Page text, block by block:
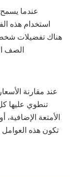
عندما
استخدام هذه
هناك تفضيلات
الصف
عند مقارنة
تنطوي عليها
الأمتعة
تكون هذه العوامل